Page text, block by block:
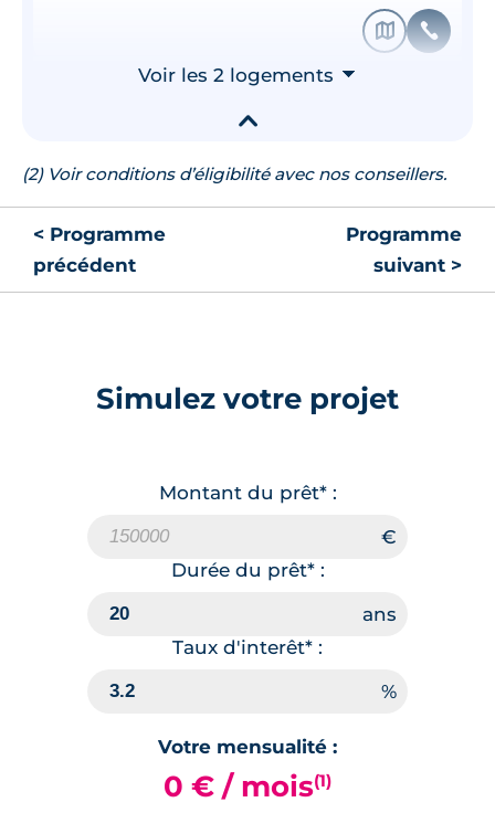
🗞 📞
Voir les 2 logements ⮟
▾
(2) Voir conditions d’éligibilité avec nos conseillers.
< Programme
précédent
Programme
suivant >
Simulez votre projet
Montant du prêt* :
Durée du prêt* :
Taux d'interêt* :
Votre mensualité :
0 € / mois(1)